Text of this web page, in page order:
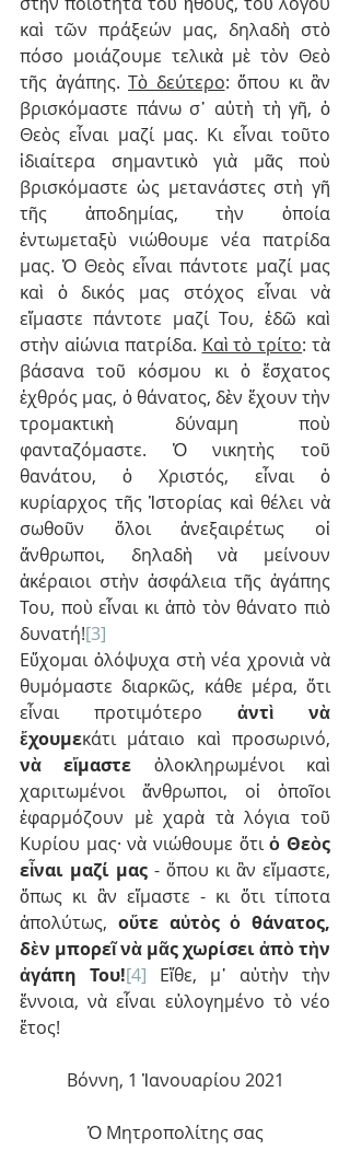
καὶ τῶν πράξεών μας, δηλαδὴ στὸ
πόσο μοιάζουμε τελικὰ μὲ τὸν Θεὸ
τῆς ἀγάπης. Τὸ δεύτερο: ὅπου κι ἂν
βρισκόμαστε πάνω σ᾽ αὐτὴ τὴ γῆ, ὁ
Θεὸς εἶναι μαζί μας. Κι εἶναι τοῦτο
ἰδιαίτερα σημαντικὸ γιὰ μᾶς ποὺ
βρισκόμαστε ὡς μετανάστες στὴ γῆ
τῆς ἀποδημίας, τὴν ὁποία
ἐντωμεταξὺ νιώθουμε νέα πατρίδα
μας. Ὁ Θεὸς εἶναι πάντοτε μαζί μας
καὶ ὁ δικός μας στόχος εἶναι νὰ
εἴμαστε πάντοτε μαζί Του, ἐδῶ καὶ
στὴν αἰώνια πατρίδα. Καὶ τὸ τρίτο: τὰ
βάσανα τοῦ κόσμου κι ὁ ἔσχατος
ἐχθρός μας, ὁ θάνατος, δὲν ἔχουν τὴν
τρομακτικὴ δύναμη ποὺ
φανταζόμαστε. Ὁ νικητὴς τοῦ
θανάτου, ὁ Χριστός, εἶναι ὁ
κυρίαρχος τῆς Ἱστορίας καὶ θέλει νὰ
σωθοῦν ὅλοι ἀνεξαιρέτως οἱ
ἄνθρωποι, δηλαδὴ νὰ μείνουν
ἀκέραιοι στὴν ἀσφάλεια τῆς ἀγάπης
Του, ποὺ εἶναι κι ἀπὸ τὸν θάνατο πιὸ
δυνατή![3]
Εὔχομαι ὁλόψυχα στὴ νέα χρονιὰ νὰ
θυμόμαστε διαρκῶς, κάθε μέρα, ὅτι
εἶναι προτιμότερο ἀντὶ νὰ
ἔχουμε
νὰ εἴμαστε ὁλοκληρωμένοι καὶ
χαριτωμένοι ἄνθρωποι, οἱ ὁποῖοι
ἐφαρμόζουν μὲ χαρὰ τὰ λόγια τοῦ
Κυρίου μας· νὰ νιώθουμε ὅτι ὁ Θεὸς
εἶναι μαζί μας - ὅπου κι ἂν εἴμαστε,
ὅπως κι ἂν εἴμαστε - κι ὅτι τίποτα
ἀπολύτως, οὔτε αὐτὸς ὁ θάνατος,
δὲν μπορεῖ νὰ μᾶς χωρίσει ἀπὸ τὴν
ἀγάπη Του![4] Εἴθε, μ᾽ αὐτὴν τὴν
ἔννοια, νὰ εἶναι εὐλογημένο τὸ νέο
ἔτος!
Βόννη, 1 Ἰανουαρίου 2021
Ὁ Μητροπολίτης σας